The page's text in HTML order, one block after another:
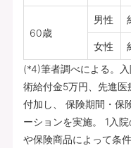
60歳
男性
女性
(*4)筆者調べによる。
術給付金5万円、先進
付加し、 保険期間・保
ーションを実施。 1入
や保険商品によって条